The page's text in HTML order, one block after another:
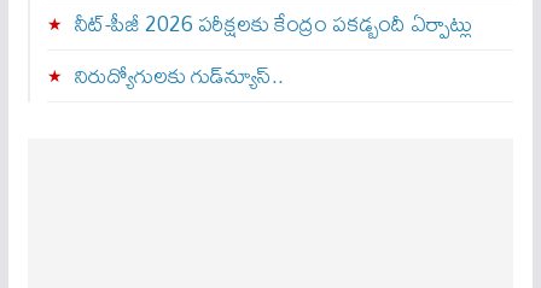
నీట్-పీజీ 2026 పరీక్షలకు కేంద్రం పకడ్బందీ ఏర్పాట్లు
నిరుద్యోగులకు గుడ్‌న్యూస్..